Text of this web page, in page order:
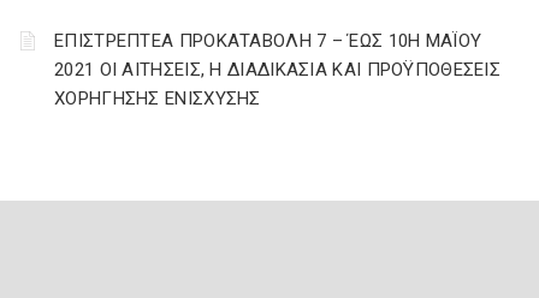
ΕΠΙΣΤΡΕΠΤΕΑ ΠΡΟΚΑΤΑΒΟΛΗ 7 – ΈΩΣ 10Η ΜΑΪΟΥ
2021 ΟΙ ΑΙΤΗΣΕΙΣ, Η ΔΙΑΔΙΚΑΣΙΑ ΚΑΙ ΠΡΟΫΠΟΘΕΣΕΙΣ
ΧΟΡΗΓΗΣΗΣ ΕΝΙΣΧΥΣΗΣ